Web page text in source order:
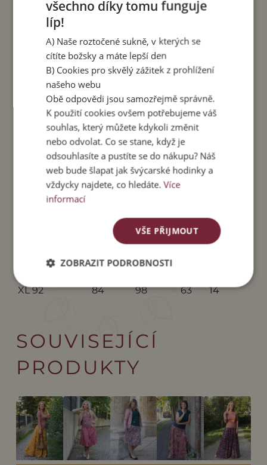
Vaši velikost si vyberte podle naší
velikostí.
Čtení ke kávě:Jak na to, abyste si voněla i v
horkých dnech.
Pro správnou velikost trika Sunny použijte tuto
velikostní tabulku. Obvod hrudníku, pasu a boků,
stejně jako délka náramenice a trika, jsou
uvedeny v cm. Triko je z pružného materiálu, a
proto mají obvody rezervu + 10 cm.
pasu
délka
rukávu
12
XL 92 84 98 63 14
SOUVISEJÍCÍ
PRODUKTY
všechno díky tomu funguje
líp!
A) Naše roztočené sukně, v kterých se
cítíte božsky a máte lepší den
B) Cookies pro skvělý zážitek z prohlížení
našeho webu
Obě odpovědi jsou samozřejmě správně.
K použití cookies ovšem potřebujeme váš
souhlas, který můžete kdykoli změnit
nebo odvolat. Co se stane, když je
odsouhlasíte a pustíte se do nákupu? Náš
web bude šlapat jak švýcarské hodinky a
vždycky najdete, co hledáte.Více
informací
VŠE PŘIJMOUT
ZOBRAZIT PODROBNOSTI